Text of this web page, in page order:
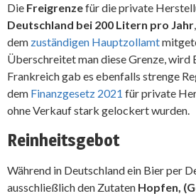
Die Freigrenzefür die private
Deutschland bei 200 Litern pro Jahr
dem zuständigen Hauptzollamt
Überschreitet man diese Grenze, wird
Frankreich gab es ebenfalls strenge
dem Finanzgesetz 2021 für private
ohne Verkauf stark gelockert wurden.
Reinheitsgebot
Während in Deutschland ein Bier per
ausschließlich den Zutaten Hopfen,